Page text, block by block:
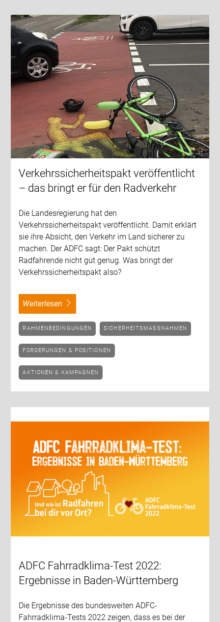
Verkehrssicherheitspakt veröffentlicht
– das bringt er für den Radverkehr
Die Landesregierung hat den
Verkehrssicherheitspakt veröffentlicht. Damit erklärt
sie ihre Absicht, den Verkehr im Land sicherer zu
machen. Der ADFC sagt: Der Pakt schützt
Radfahrende nicht gut genug. Was bringt der
Verkehrssicherheitspakt also?
weiterlesen
RAHMENBEDINGUNGEN SICHERHEITSMASSNAHMEN
FORDERUNGEN & POSITIONEN
AKTIONEN & KAMPAGNEN
ADFC Fahrradklima-Test 2022:
Ergebnisse in Baden-Württemberg
Die Ergebnisse des bundesweiten ADFC-
Fahrradklima-Tests 2022 zeigen, dass es bei der